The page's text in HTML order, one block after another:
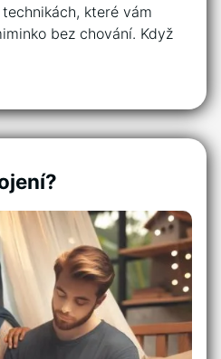
které vám
bez chování. Když